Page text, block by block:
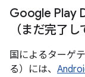
Google Play
（まだ完了し
国によるターゲ
る）には、